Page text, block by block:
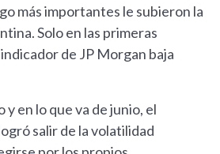
más importantes le subieron la
Solo en las primeras
de JP Morgan baja
en lo que va de junio, el
salir de la volatilidad